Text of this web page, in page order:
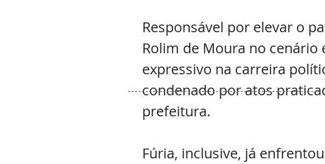
Responsável por elevar o
Rolim de Moura no
expressivo na carreira
condenado por atos
prefeitura.
Fúria, inclusive, já